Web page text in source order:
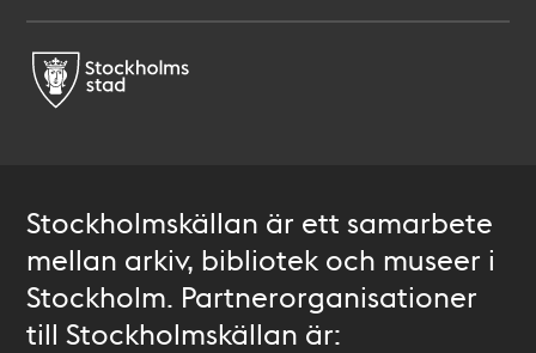
Stockholmskällan är ett samarbete
mellan arkiv, bibliotek och museer i
Stockholm. Partnerorganisationer
till Stockholmskällan är: